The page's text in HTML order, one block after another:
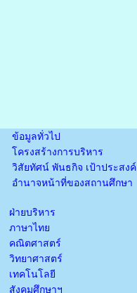
ข้อมูลทั่วไป
โครงสร้างการบริหาร
วิสัยทัศน์ พันธกิจ เป้าประสงค์
อำนาจหน้าที่ของสถานศึกษา
ฝ่ายบริหาร
ภาษาไทย
คณิตศาสตร์
วิทยาศาสตร์
เทคโนโลยี
สังคมศึกษาฯ